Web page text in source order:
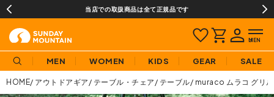
当店での取扱商品は全て正規品です
MEN WOMEN KIDS GEAR SALE
HOME アウトドアギア テーブル・チェア テーブル muraco ムラコ グリ